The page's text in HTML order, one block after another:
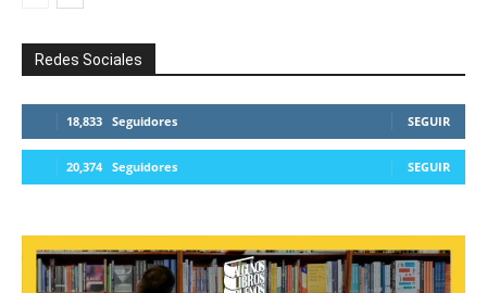
Redes Sociales
18,833 Seguidores SEGUIR
20,374 Seguidores SEGUIR